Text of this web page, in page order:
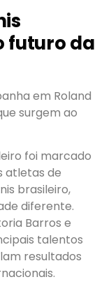
futuro da
em Roland
surgem ao
foi marcado
atletas de
brasileiro,
diferente.
Barros e
talentos
resultados